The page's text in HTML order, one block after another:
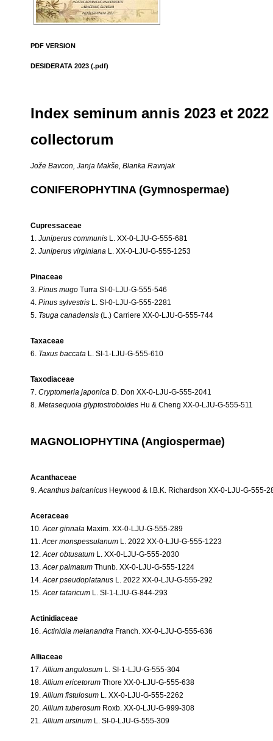
PDF VERSION
DESIDERATA 2023 (.pdf)
Index seminum annis 2023 et 2022
collectorum
Jože Bavcon, Janja Makše, Blanka Ravnjak
CONIFEROPHYTINA (Gymnospermae)
Cupressaceae
1. Juniperus communis L. XX-0-LJU-G-555-681
2. Juniperus virginiana L. XX-0-LJU-G-555-1253
Pinaceae
3. Pinus mugo Turra SI-0-LJU-G-555-546
4. Pinus sylvestris L. SI-0-LJU-G-555-2281
5. Tsuga canadensis (L.) Carriere XX-0-LJU-G-555-744
Taxaceae
6. Taxus baccata L. SI-1-LJU-G-555-610
Taxodiaceae
7. Cryptomeria japonica D. Don XX-0-LJU-G-555-2041
8. Metasequoia glyptostroboides Hu & Cheng XX-0-LJU-G-555-511
MAGNOLIOPHYTINA (Angiospermae)
Acanthaceae
9. Acanthus balcanicus Heywood & I.B.K. Richardson XX-0-LJU-G-555-
Aceraceae
10. Acer ginnala Maxim. XX-0-LJU-G-555-289
11. Acer monspessulanum L. 2022 XX-0-LJU-G-555-1223
12. Acer obtusatum L. XX-0-LJU-G-555-2030
13. Acer palmatum Thunb. XX-0-LJU-G-555-1224
14. Acer pseudoplatanus L. 2022 XX-0-LJU-G-555-292
15. Acer tataricum L. SI-1-LJU-G-844-293
Actinidiaceae
16. Actinidia melanandra Franch. XX-0-LJU-G-555-636
Alliaceae
17. Allium angulosum L. SI-1-LJU-G-555-304
18. Allium ericetorum Thore XX-0-LJU-G-555-638
19. Allium fistulosum L. XX-0-LJU-G-555-2262
20. Allium tuberosum Roxb. XX-0-LJU-G-999-308
21. Allium ursinum L. SI-0-LJU-G-555-309